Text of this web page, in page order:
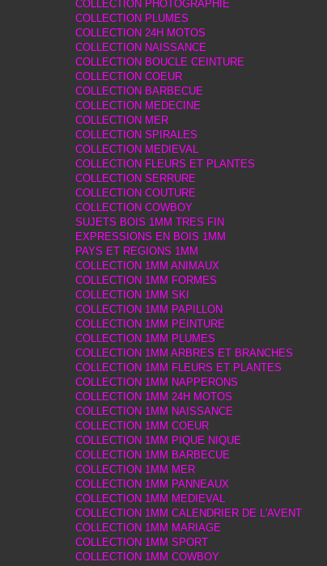
COLLECTION PHOTOGRAPHIE
COLLECTION PLUMES
COLLECTION 24H MOTOS
COLLECTION NAISSANCE
COLLECTION BOUCLE CEINTURE
COLLECTION COEUR
COLLECTION BARBECUE
COLLECTION MEDECINE
COLLECTION MER
COLLECTION SPIRALES
COLLECTION MEDIEVAL
COLLECTION FLEURS ET PLANTES
COLLECTION SERRURE
COLLECTION COUTURE
COLLECTION COWBOY
SUJETS BOIS 1MM TRES FIN
EXPRESSIONS EN BOIS 1MM
PAYS ET REGIONS 1MM
COLLECTION 1MM ANIMAUX
COLLECTION 1MM FORMES
COLLECTION 1MM SKI
COLLECTION 1MM PAPILLON
COLLECTION 1MM PEINTURE
COLLECTION 1MM PLUMES
COLLECTION 1MM ARBRES ET BRANCHES
COLLECTION 1MM FLEURS ET PLANTES
COLLECTION 1MM NAPPERONS
COLLECTION 1MM 24H MOTOS
COLLECTION 1MM NAISSANCE
COLLECTION 1MM COEUR
COLLECTION 1MM PIQUE NIQUE
COLLECTION 1MM BARBECUE
COLLECTION 1MM MER
COLLECTION 1MM PANNEAUX
COLLECTION 1MM MEDIEVAL
COLLECTION 1MM CALENDRIER DE L'AVENT
COLLECTION 1MM MARIAGE
COLLECTION 1MM SPORT
COLLECTION 1MM COWBOY